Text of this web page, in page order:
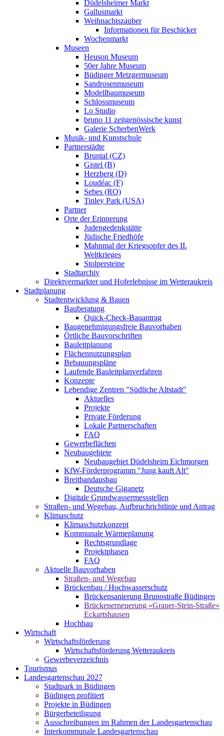
Düdelsheimer Markt
Gallusmarkt
Weihnachtszauber
Informationen für Beschicker
Wochenmarkt
Museen
Heuson Museum
50er Jahre Museum
Büdinger Metzgermuseum
Sandrosenmuseum
Modellbaumuseum
Schlossmuseum
Lo Studio
bruno 11 zeitgenössische kunst
Galerie ScherbenWerk
Musik- und Kunstschule
Partnerstädte
Bruntal (CZ)
Gistel (B)
Herzberg (D)
Loudéac (F)
Sebes (RO)
Tinley Park (USA)
Partner
Orte der Erinnerung
Judengedenkstätte
Jüdische Friedhöfe
Mahnmal der Kriegsopfer des II.
Weltkrieges
Stolpersteine
Stadtarchiv
Direktvermarkter und Hoferlebnisse im Wetteraukreis
Stadtplanung
Stadtentwicklung & Bauen
Bauberatung
Quick-Check-Bauantrag
Baugenehmigungsfreie Bauvorhaben
Örtliche Bauvorschriften
Bauleitplanung
Flächennutzungsplan
Bebauungspläne
Laufende Bauleitplanverfahren
Konzepte
Lebendige Zentren "Südliche Altstadt"
Aktuelles
Projekte
Private Förderung
Lokale Partnerschaften
FAQ
Gewerbeflächen
Neubaugebiete
Neubaugebiet Düdelsheim Eichmorgen
KfW-Förderprogramm "Jung kauft Alt"
Breitbandausbau
Deutsche Giganetz
Digitale Grundwassermessstellen
Straßen- und Wegebau, Aufbruchrichtlinie und Antrag
Klimaschutz
Klimaschutzkonzept
Kommunale Wärmeplanung
Rechtsgrundlage
Projektphasen
FAQ
Aktuelle Bauvorhaben
Straßen- und Wegebau
Brückenbau / Hochwasserschutz
Brückensanierung Brunostraße Büdingen
Brückenerneuerung »Grauer-Stein-Straße«
Eckartshausen
Hochbau
Wirtschaft
Wirtschaftsförderung
Wirtschaftsförderung Wetteraukreis
Gewerbeverzeichnis
Tourismus
Landesgartenschau 2027
Stadtpark in Büdingen
Büdingen profitiert
Projekte in Büdingen
Bürgerbeteiligung
Ausschreibungen im Rahmen der Landesgartenschau
Interkommunale Landesgartenschau